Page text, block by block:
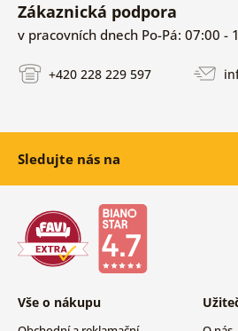
Zákaznická podpora
v pracovních dnech Po-Pá: 07:00 -
+420 228 229 597
Sledujte nás na
Vše o nákupu